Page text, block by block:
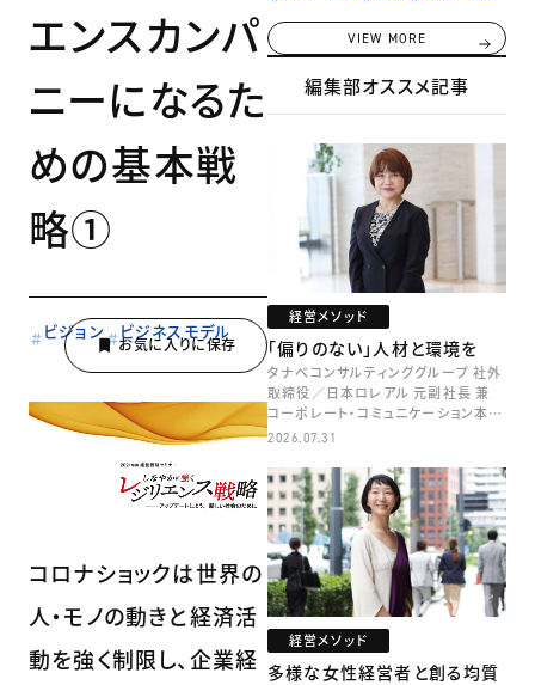
エンスカンパ
ニーになるた
めの基本戦
略①
ビジョン ビジネスモデル
コロナショックは世界の
人・モノの動きと経済活
動を強く制限し、企業経
VIEW MORE
編集部オススメ記事
経営メソッド
「偏りのない」人材と環境を
タナベコンサルティンググループ 社外
取締役／日本ロレアル 元副社長 兼
コーポレート・コミュニケーション本部
本部長／キャリアコンサルタント 井村
2026.07.31
経営メソッド
多様な女性経営者と創る均質